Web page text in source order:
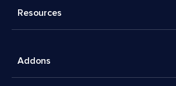
Resources
Addons